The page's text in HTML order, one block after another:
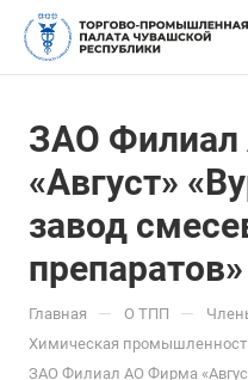
ЗАО
«Август»
завод
препаратов»
Главная — О ТПП —
Химическая
ЗАО Филиал АО Фирма